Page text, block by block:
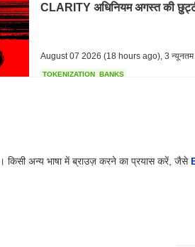
CLARITY अधिनियम अगस्त की
August 07 2026 (18 hours ago) 3 न्यूनतम
TOKENIZATION BANKS
STABLECOIN JAPAN
किसी अन्य भाषा में ब्राउज़ करने का प्रयास करें, जैसे